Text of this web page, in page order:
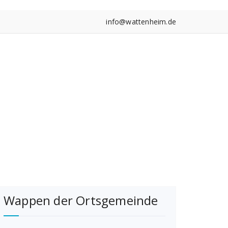
info@wattenheim.de
Wappen der Ortsgemeinde